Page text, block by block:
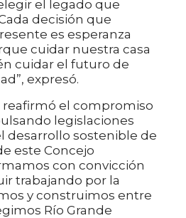
el legado que
decisión que
es esperanza
cuidar nuestra casa
cuidar el futuro de
expresó.
reafirmó el compromiso
legislaciones
desarrollo sostenible de
este Concejo
con convicción
trabajando por la
y construimos entre
Río Grande